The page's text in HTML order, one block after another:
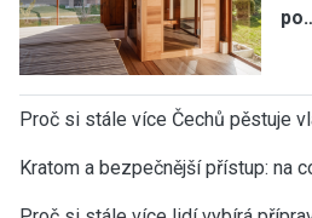
Proč si stále více Čechů pěstuje
Kratom a bezpečnější přístup: na